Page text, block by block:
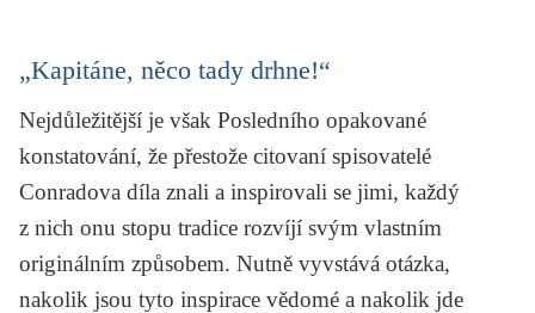
„Kapitáne, něco tady drhne!“
Nejdůležitější je však Posledního opakované
konstatování, že přestože citovaní spisovatelé
Conradova díla znali a inspirovali se jimi, každý
z nich onu stopu tradice rozvíjí svým vlastním
originálním způsobem. Nutně vyvstává otázka,
nakolik jsou tyto inspirace vědomé a nakolik jde